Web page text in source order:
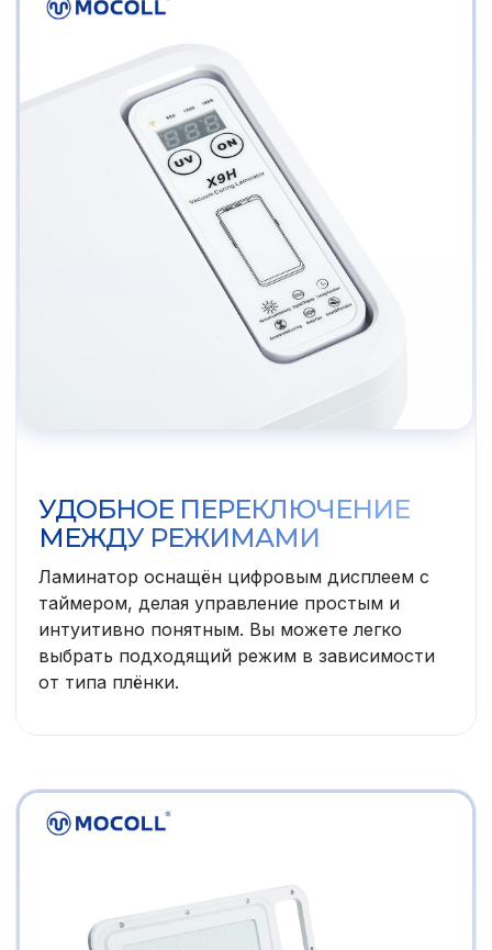
УДОБНОЕ ПЕРЕКЛЮЧЕНИЕ
МЕЖДУ РЕЖИМАМИ
Ламинатор оснащён цифровым дисплеем с
таймером, делая управление простым и
интуитивно понятным. Вы можете легко
выбрать подходящий режим в зависимости
от типа плёнки.